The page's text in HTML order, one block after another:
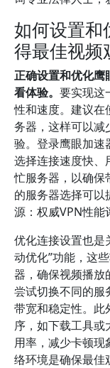
如何设置和
得最佳视频
正确设置和优化鹰
看体验。 要实现这
性和速度。建议在
务器，这样可以减
验。登录鹰眼加速
选择连接速度快、
忙服务器，以确保
的服务器选择可以
源：权威VPN性能
优化连接设置也是
动优化”功能，这
器，确保视频播放
尝试切换不同的服
带宽和稳定性。此
序，如下载工具或
用率，减少卡顿现
络环境是确保最佳